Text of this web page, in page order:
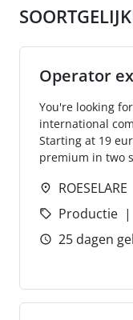
Operator
You're looking
international
Starting at 19
premium in two
ROESELARE
Productie
25 dagen